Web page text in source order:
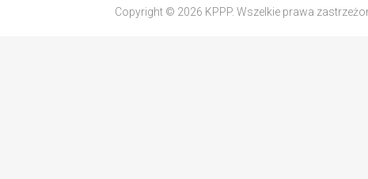
Copyright © 2026 KPPP. Wszelkie prawa